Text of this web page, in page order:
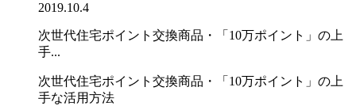
2019.10.4
次世代住宅ポイント交換商品・「10万ポイント」の上
手...
次世代住宅ポイント交換商品・「10万ポイント」の上
手な活用方法